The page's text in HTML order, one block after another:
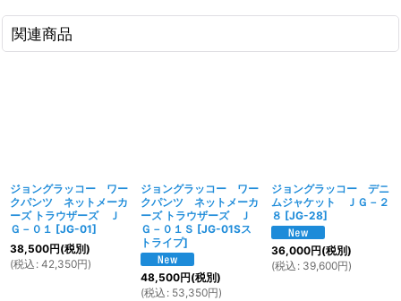
関連商品
ジョングラッコー ワー
クパンツ ネットメーカ
ーズ トラウザーズ Ｊ
Ｇ－０１ [JG-01]
38,500円(税別)
(税込 : 42,350円)
ジョングラッコー ワー
クパンツ ネットメーカ
ーズ トラウザーズ Ｊ
Ｇ－０１Ｓ [JG-01Sス
トライプ]
48,500円(税別)
(税込 : 53,350円)
ジョングラッコー デニ
ムジャケット ＪＧ－２
８ [JG-28]
36,000円(税別)
(税込 : 39,600円)